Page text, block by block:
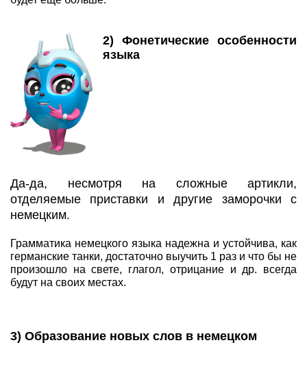
2) Фонетические особенности
языка
Да-да, несмотря на сложные артикли,
отделяемые приставки и другие заморочки с
немецким.
Грамматика немецкого языка надежна и устойчива, как
германские танки, достаточно выучить 1 раз и что бы не
произошло на свете, глагол, отрицание и др. всегда
будут на своих местах.
3) Образование новых слов в немецком